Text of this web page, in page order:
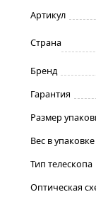
Артикул
Страна
Бренд
Гарантия
Размер
Вес в упаковке
Тип телескопа
Оптическая